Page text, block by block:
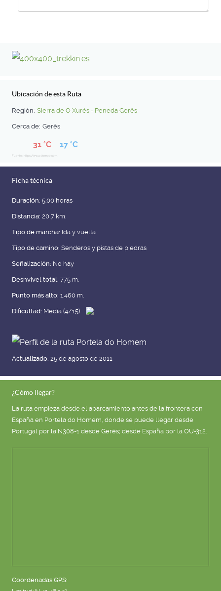
Ubicación de esta Ruta
Región: Sierra de O Xurés - Peneda Gerês
Cerca de: Gerês
31 °C 17 °C
Fuente: https://www.tiempo.com
Ficha técnica
Duración: 5:00 horas
Distancia: 20,7 km.
Tipo de marcha: Ida y vuelta
Tipo de camino: Senderos y pistas de piedras
Señalización: No hay
Desnvivel total: 775 m.
Punto más alto: 1.460 m.
Dificultad: Media (4/15)
Actualizado: 25 de agosto de 2011
¿Cómo llegar?
La ruta empieza desde el aparcamiento antes de la frontera con
España en Portela do Homem, donde se puede llegar desde
Portugal por la N308-1 desde Gerês; desde España por la OU-312.
Coordenadas GPS: